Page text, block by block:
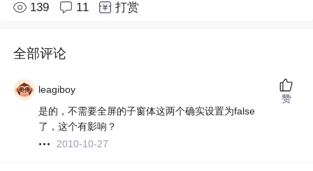
139 11 打赏
全部评论
leagiboy
是的，不需要全屏的子窗体这两个确实设置为false
了，这个有影响？
2010-10-27
赞